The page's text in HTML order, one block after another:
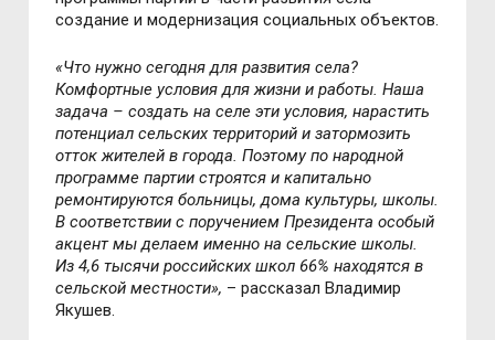
создание и модернизация социальных объектов.
«Что нужно сегодня для развития села?
Комфортные условия для жизни и работы. Наша
задача – создать на селе эти условия, нарастить
потенциал сельских территорий и затормозить
отток жителей в города. Поэтому по народной
программе партии строятся и капитально
ремонтируются больницы, дома культуры, школы.
В соответствии с поручением Президента особый
акцент мы делаем именно на сельские школы.
Из 4,6 тысячи российских школ 66% находятся в
сельской местности», – рассказал Владимир
Якушев.